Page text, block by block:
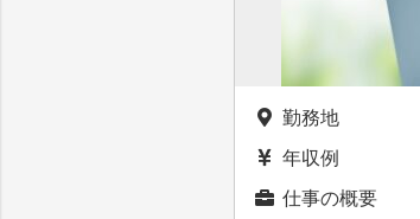
勤務地
年収例
仕事の概要